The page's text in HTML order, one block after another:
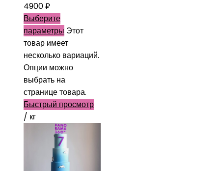
4900₽
Выберите
параметры Этот
товар имеет
несколько вариаций.
Опции можно
выбрать на
странице товара.
Быстрый просмотр
/ кг